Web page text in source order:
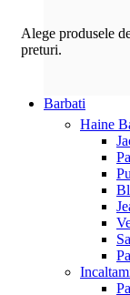
Alege produsele
preturi.
Barbati
Haine